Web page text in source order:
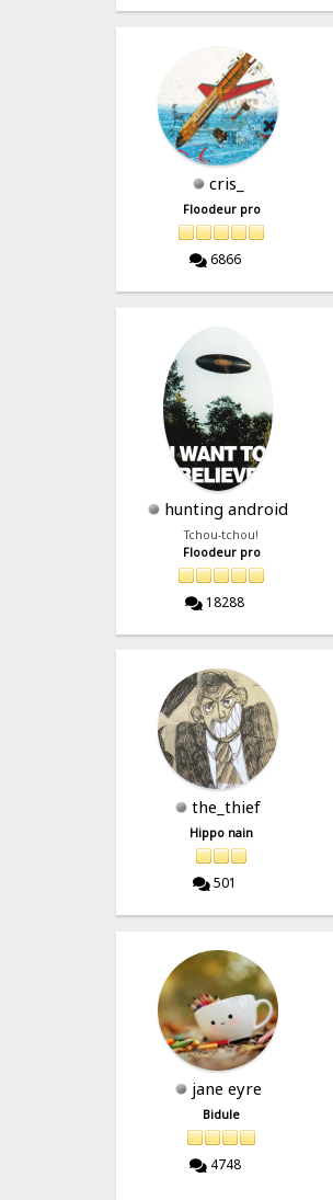
cris_
Floodeur pro
6866
hunting android
Tchou-tchou!
Floodeur pro
18288
the_thief
Hippo nain
501
jane eyre
Bidule
4748